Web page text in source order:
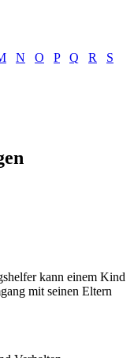
N O P Q R
S
kann einem Kind
mit seinen Eltern